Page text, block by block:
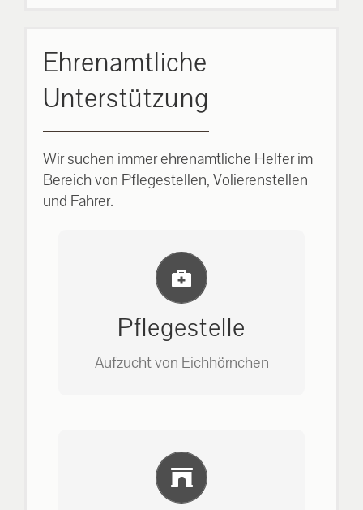
Ehrenamtliche
Unterstützung
Wir suchen immer ehrenamtliche Helfer im
Bereich von Pflegestellen, Volierenstellen
und Fahrer.
Pflegestelle
Aufzucht von Eichhörnchen
Einlernung und Infos
auf: 0162-7909946
Einlernung und Infos